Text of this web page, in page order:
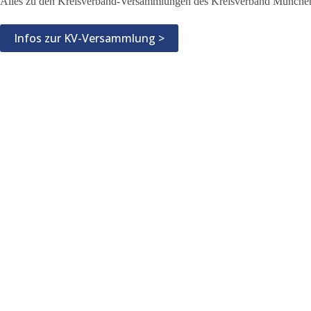
Infos zur KV-Versammlung >